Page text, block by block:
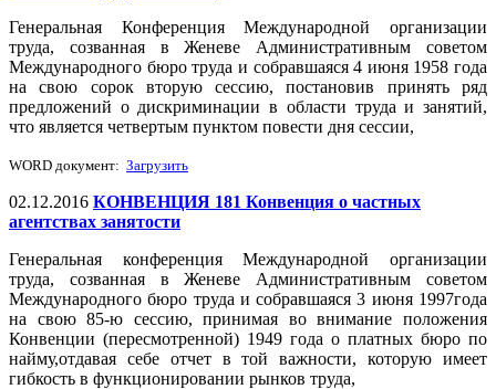
Генеральная Конференция Международной организации
труда, созванная в Женеве Административным советом
Международного бюро труда и собравшаяся 4 июня 1958 года
на свою сорок вторую сессию, постановив принять ряд
предложений о дискриминации в области труда и занятий,
что является четвертым пунктом повести дня сессии,
WORD документ: Загрузить
02.12.2016 КОНВЕНЦИЯ 181 Конвенция о частных
агентствах занятости
Генеральная конференция Международной организации
труда, созванная в Женеве Административным советом
Международного бюро труда и собравшаяся 3 июня 1997года
на свою 85-ю сессию, принимая во внимание положения
Конвенции (пересмотренной) 1949 года о платных бюро по
найму,отдавая себе отчет в той важности, которую имеет
гибкость в функционировании рынков труда,